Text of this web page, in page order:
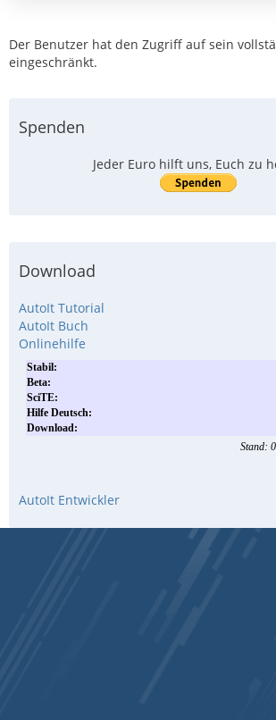
Der Benutzer hat den Zugriff auf sein
eingeschränkt.
Spenden
Jeder Euro hilft uns, Euch zu
Download
AutoIt Tutorial
AutoIt Buch
Onlinehilfe
AutoIt Entwickler